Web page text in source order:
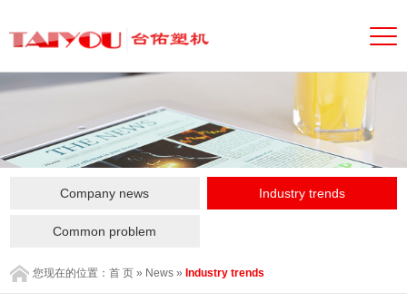
Company news Industry trends
Common problem
您现在的位置：首 页 » News »Industry trends